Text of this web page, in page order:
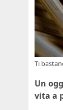
Ti
Un
vita a